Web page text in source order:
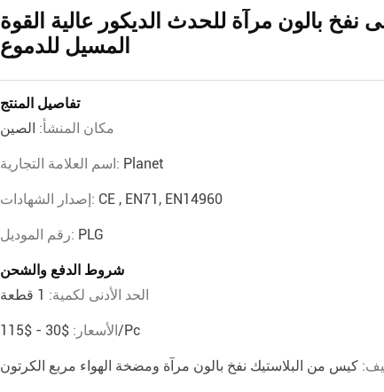
نفخ بالون مرآة للحدث الديكور عالية القوة
المسيل للدموع
تفاصيل المنتج
مكان المنشأ: الصين
اسم العلامة التجارية: Planet
إصدار الشهادات: CE , EN71, EN14960
رقم الموديل: PLG
شروط الدفع والشحن
الحد الأدنى لكمية: 1 قطعة
الأسعار:$30 - $115/pc
كيس من البلاستيك نفخ بالون مرآة ومضخة الهواء مربع الكرتون